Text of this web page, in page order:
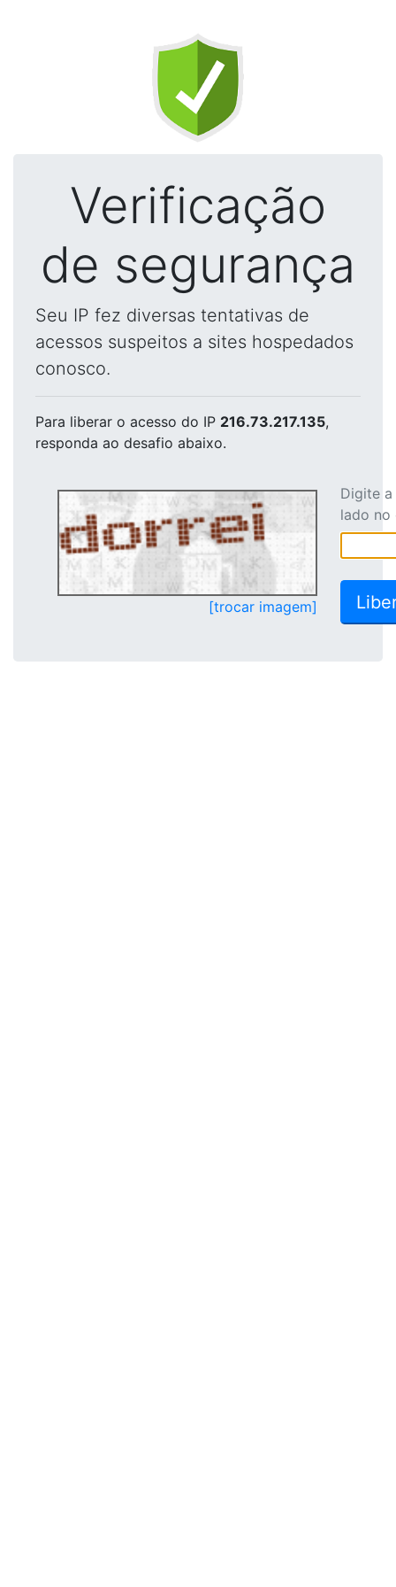
Verificação
de segurança
Seu IP fez diversas tentativas de
acessos suspeitos a sites hospedados
conosco.
Para liberar o acesso do IP 216.73.217.135,
responda ao desafio abaixo.
[trocar imagem]
Digite
lado no